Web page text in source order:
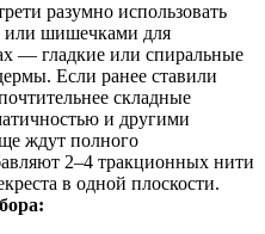
разумно использовать
или шишечками для
— гладкие или спиральные
Если ранее ставили
складные
и другими
ждут полного
2–4 тракционных нити
в одной плоскости.